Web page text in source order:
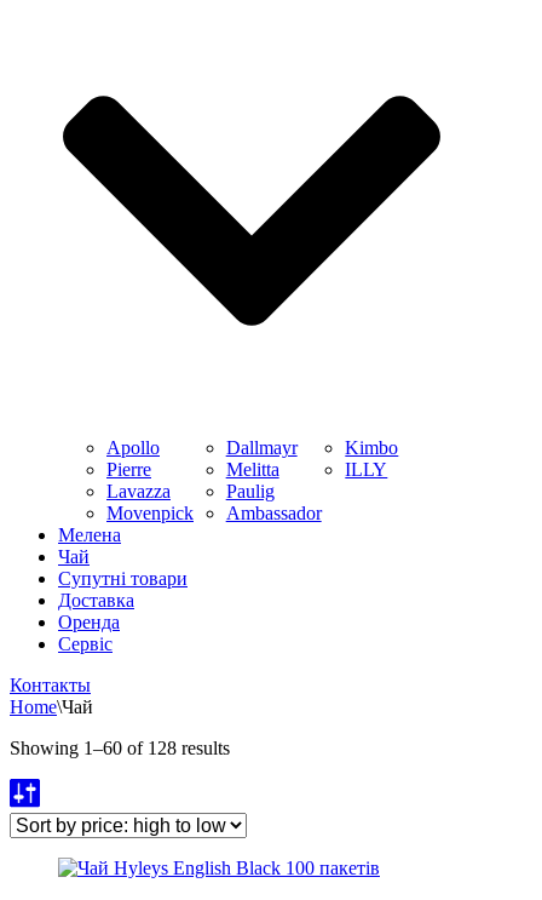
Apollo
Pierre
Lavazza
Movenpick
Dallmayr
Melitta
Paulig
Ambassador
Kimbo
ILLY
Мелена
Чай
Супутні товари
Доставка
Оренда
Cервіс
Контакты
Home\Чай
Showing 1–60 of 128 results